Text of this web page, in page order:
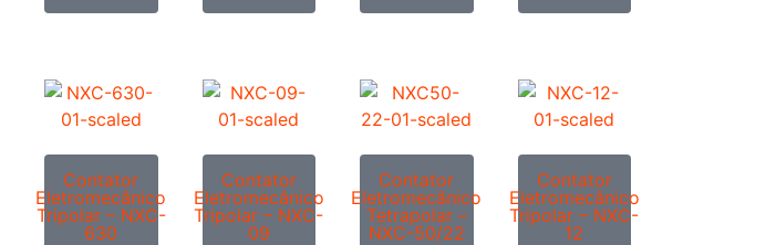
Contator
Eletromecânico
Tripolar – NXC-
630
Contator
Eletromecânico
Tripolar – NXC-
09
Contator
Eletromecânico
Tetrapolar –
NXC-50/22
Contator
Eletromecânico
Tripolar – NXC-
12